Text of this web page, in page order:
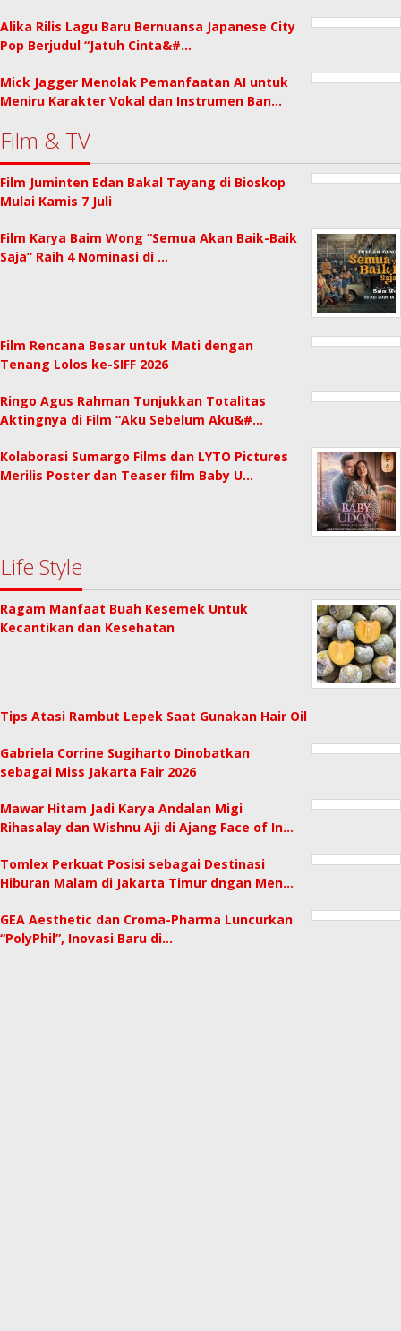
Alika Rilis Lagu Baru Bernuansa Japanese City
Pop Berjudul “Jatuh Cinta&#…
Mick Jagger Menolak Pemanfaatan AI untuk
Meniru Karakter Vokal dan Instrumen Ban…
Film & TV
Film Juminten Edan Bakal Tayang di Bioskop
Mulai Kamis 7 Juli
Film Karya Baim Wong “Semua Akan Baik-Baik
Saja” Raih 4 Nominasi di …
Film Rencana Besar untuk Mati dengan
Tenang Lolos ke-SIFF 2026
Ringo Agus Rahman Tunjukkan Totalitas
Aktingnya di Film “Aku Sebelum Aku&#…
Kolaborasi Sumargo Films dan LYTO Pictures
Merilis Poster dan Teaser film Baby U…
Life Style
Ragam Manfaat Buah Kesemek Untuk
Kecantikan dan Kesehatan
Tips Atasi Rambut Lepek Saat Gunakan Hair Oil
Gabriela Corrine Sugiharto Dinobatkan
sebagai Miss Jakarta Fair 2026
Mawar Hitam Jadi Karya Andalan Migi
Rihasalay dan Wishnu Aji di Ajang Face of In…
Tomlex Perkuat Posisi sebagai Destinasi
Hiburan Malam di Jakarta Timur dngan Men…
GEA Aesthetic dan Croma-Pharma Luncurkan
“PolyPhil”, Inovasi Baru di…